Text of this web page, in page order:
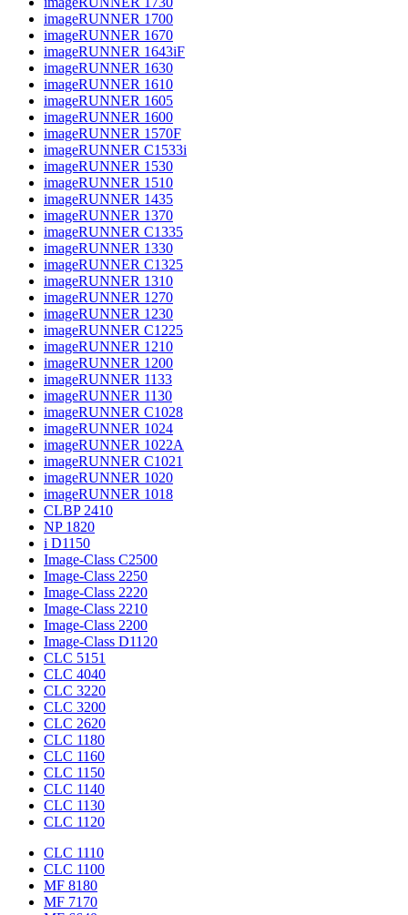
imageRUNNER 1700
imageRUNNER 1670
imageRUNNER 1643iF
imageRUNNER 1630
imageRUNNER 1610
imageRUNNER 1605
imageRUNNER 1600
imageRUNNER 1570F
imageRUNNER C1533i
imageRUNNER 1530
imageRUNNER 1510
imageRUNNER 1435
imageRUNNER 1370
imageRUNNER C1335
imageRUNNER 1330
imageRUNNER C1325
imageRUNNER 1310
imageRUNNER 1270
imageRUNNER 1230
imageRUNNER C1225
imageRUNNER 1210
imageRUNNER 1200
imageRUNNER 1133
imageRUNNER 1130
imageRUNNER C1028
imageRUNNER 1024
imageRUNNER 1022A
imageRUNNER C1021
imageRUNNER 1020
imageRUNNER 1018
CLBP 2410
NP 1820
i D1150
Image-Class C2500
Image-Class 2250
Image-Class 2220
Image-Class 2210
Image-Class 2200
Image-Class D1120
CLC 5151
CLC 4040
CLC 3220
CLC 3200
CLC 2620
CLC 1180
CLC 1160
CLC 1150
CLC 1140
CLC 1130
CLC 1120
CLC 1110
CLC 1100
MF 8180
MF 7170